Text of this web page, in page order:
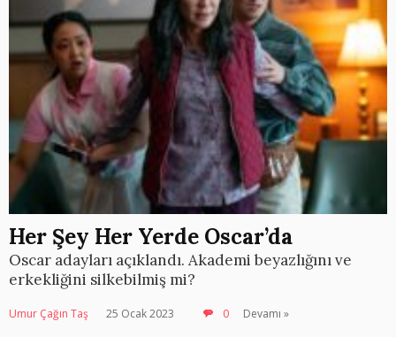
Her Şey Her Yerde Oscar’da
Oscar adayları açıklandı. Akademi beyazlığını ve
erkekliğini silkebilmiş mi?
Umur Çağın Taş 25 Ocak 2023 0 Devamı »